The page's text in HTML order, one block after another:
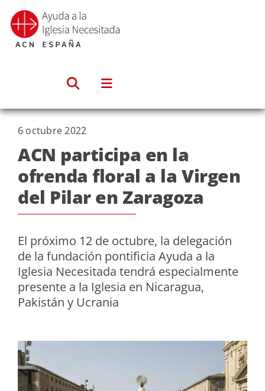
Saltar
contenido
6 octubre 2022
ACN participa en la
ofrenda floral a la Virgen
del Pilar en Zaragoza
El próximo 12 de octubre, la delegación
de la fundación pontificia Ayuda a la
Iglesia Necesitada tendrá especialmente
presente a la Iglesia en Nicaragua,
Pakistán y Ucrania